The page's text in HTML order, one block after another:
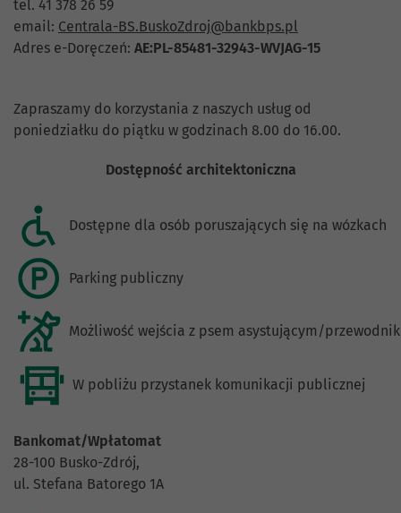
tel. 41 378 26 59
email: Centrala-BS.BuskoZdroj@bankbps.pl
Adres e-Doręczeń: AE:PL-85481-32943-WVJAG-15
Zapraszamy do korzystania z naszych usług od
poniedziałku do piątku w godzinach 8.00 do 16.00.
Dostępność architektoniczna
Dostępne dla osób poruszających się na wózkach
Parking publiczny
Możliwość wejścia z psem asystującym/
W pobliżu przystanek komunikacji publicznej
Bankomat/Wpłatomat
28-100 Busko-Zdrój,
ul. Stefana Batorego 1A